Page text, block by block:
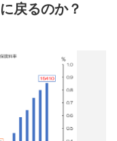
戻るのか？